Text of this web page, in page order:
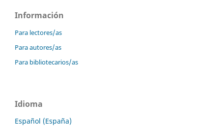
Información
Para lectores/as
Para autores/as
Para bibliotecarios/as
Idioma
Español (España)